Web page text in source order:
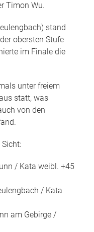
Timon Wu.
stand
obersten Stufe
im Finale die
unter freiem
statt, was
von den
/ Kata weibl. +45
/ Kata
am Gebirge /